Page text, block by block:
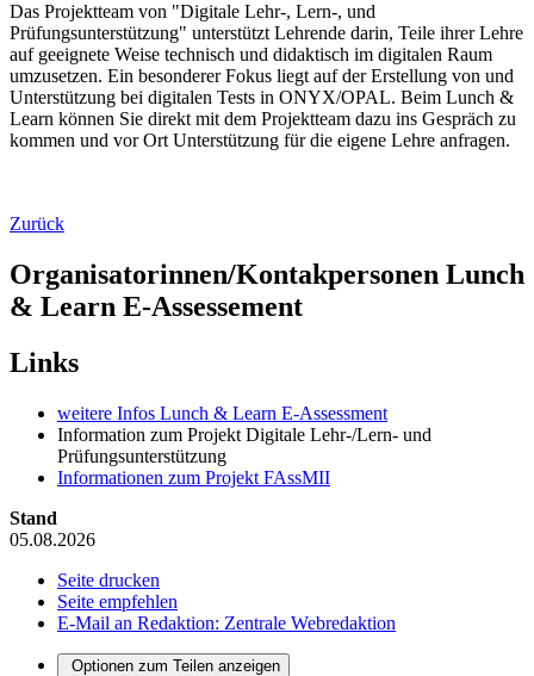
Das Projektteam von "Digitale Lehr-, Lern-, und
Prüfungsunterstützung" unterstützt Lehrende darin, Teile ihrer Lehre
auf geeignete Weise technisch und didaktisch im digitalen Raum
umzusetzen. Ein besonderer Fokus liegt auf der Erstellung von und
Unterstützung bei digitalen Tests in ONYX/OPAL. Beim Lunch &
Learn können Sie direkt mit dem Projektteam dazu ins Gespräch zu
kommen und vor Ort Unterstützung für die eigene Lehre anfragen.
Zurück
Organisatorinnen/Kontakpersonen Lunch
& Learn E-Assessement
Links
weitere Infos Lunch & Learn E-Assessment
Information zum Projekt Digitale Lehr-/Lern- und
Prüfungsunterstützung
Informationen zum Projekt FAssMII
Stand
05.08.2026
Seite drucken
Seite empfehlen
E-Mail an Redaktion: Zentrale Webredaktion
Optionen zum Teilen anzeigen